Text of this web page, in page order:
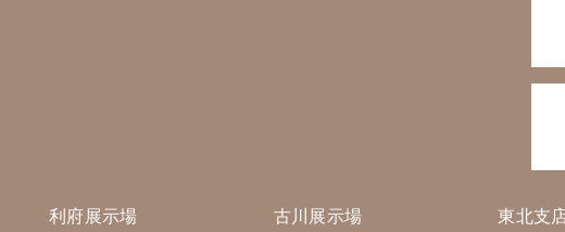
利府展示場 古川展示場 東北支